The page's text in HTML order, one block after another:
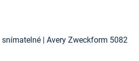
| Avery Zweckform 5082